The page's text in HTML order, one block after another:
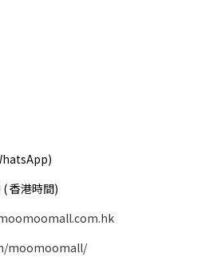
香港時間)
moomoomall/